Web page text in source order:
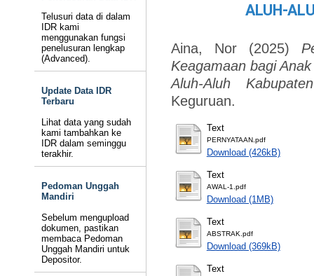
Telusuri data di dalam
IDR kami
menggunakan fungsi
penelusuran lengkap
(Advanced).
Update Data IDR
Terbaru
Lihat data yang sudah
kami tambahkan ke
IDR dalam seminggu
terakhir.
Pedoman Unggah
Mandiri
Sebelum mengupload
dokumen, pastikan
membaca Pedoman
Unggah Mandiri untuk
Depositor.
ALUH-
Aina, Nor(2025)
Keagamaan bagi
Aluh-Aluh
Keguruan.
Text
PERNYATAAN.pdf
Download (426kB)
Text
AWAL-1.pdf
Download (1MB)
Text
ABSTRAK.pdf
Download (369kB)
Text